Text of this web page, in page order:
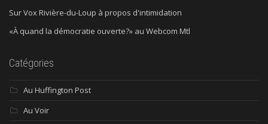
Sur Vox Rivière-du-Loup à propos d'intimidation
«À quand la démocratie ouverte?» au Webcom Mtl
Catégories
Au Huffington Post
Au Voir